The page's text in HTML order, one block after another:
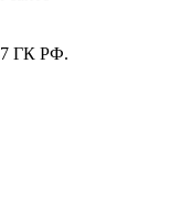
ГК РФ.